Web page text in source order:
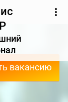
вакансию